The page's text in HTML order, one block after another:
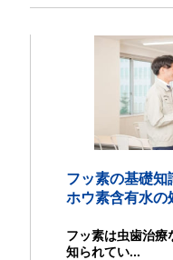
フッ素の基礎知
ホウ素含有水の
フッ素は虫歯治療
知られてい...